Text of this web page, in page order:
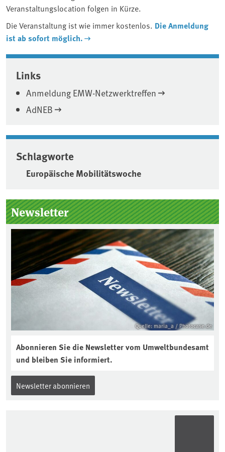
Veranstaltungslocation folgen in Kürze.
Die Veranstaltung ist wie immer kostenlos. Die Anmeldung
ist ab sofort möglich.
Associated content
Links
Anmeldung EMW-Netzwerktreffen
AdNEB
Schlagworte
Europäische Mobilitätswoche
Seitenleiste
Newsletter
Quelle: maria_a / Photocase.de
Abonnieren Sie die Newsletter vom Umweltbundesamt
und bleiben Sie informiert.
Newsletter abonnieren